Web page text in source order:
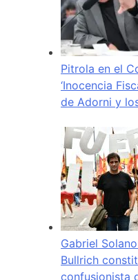
Pitrola en el
‘Inocencia
de Adorni y
Gabriel
Bullrich
confusionista